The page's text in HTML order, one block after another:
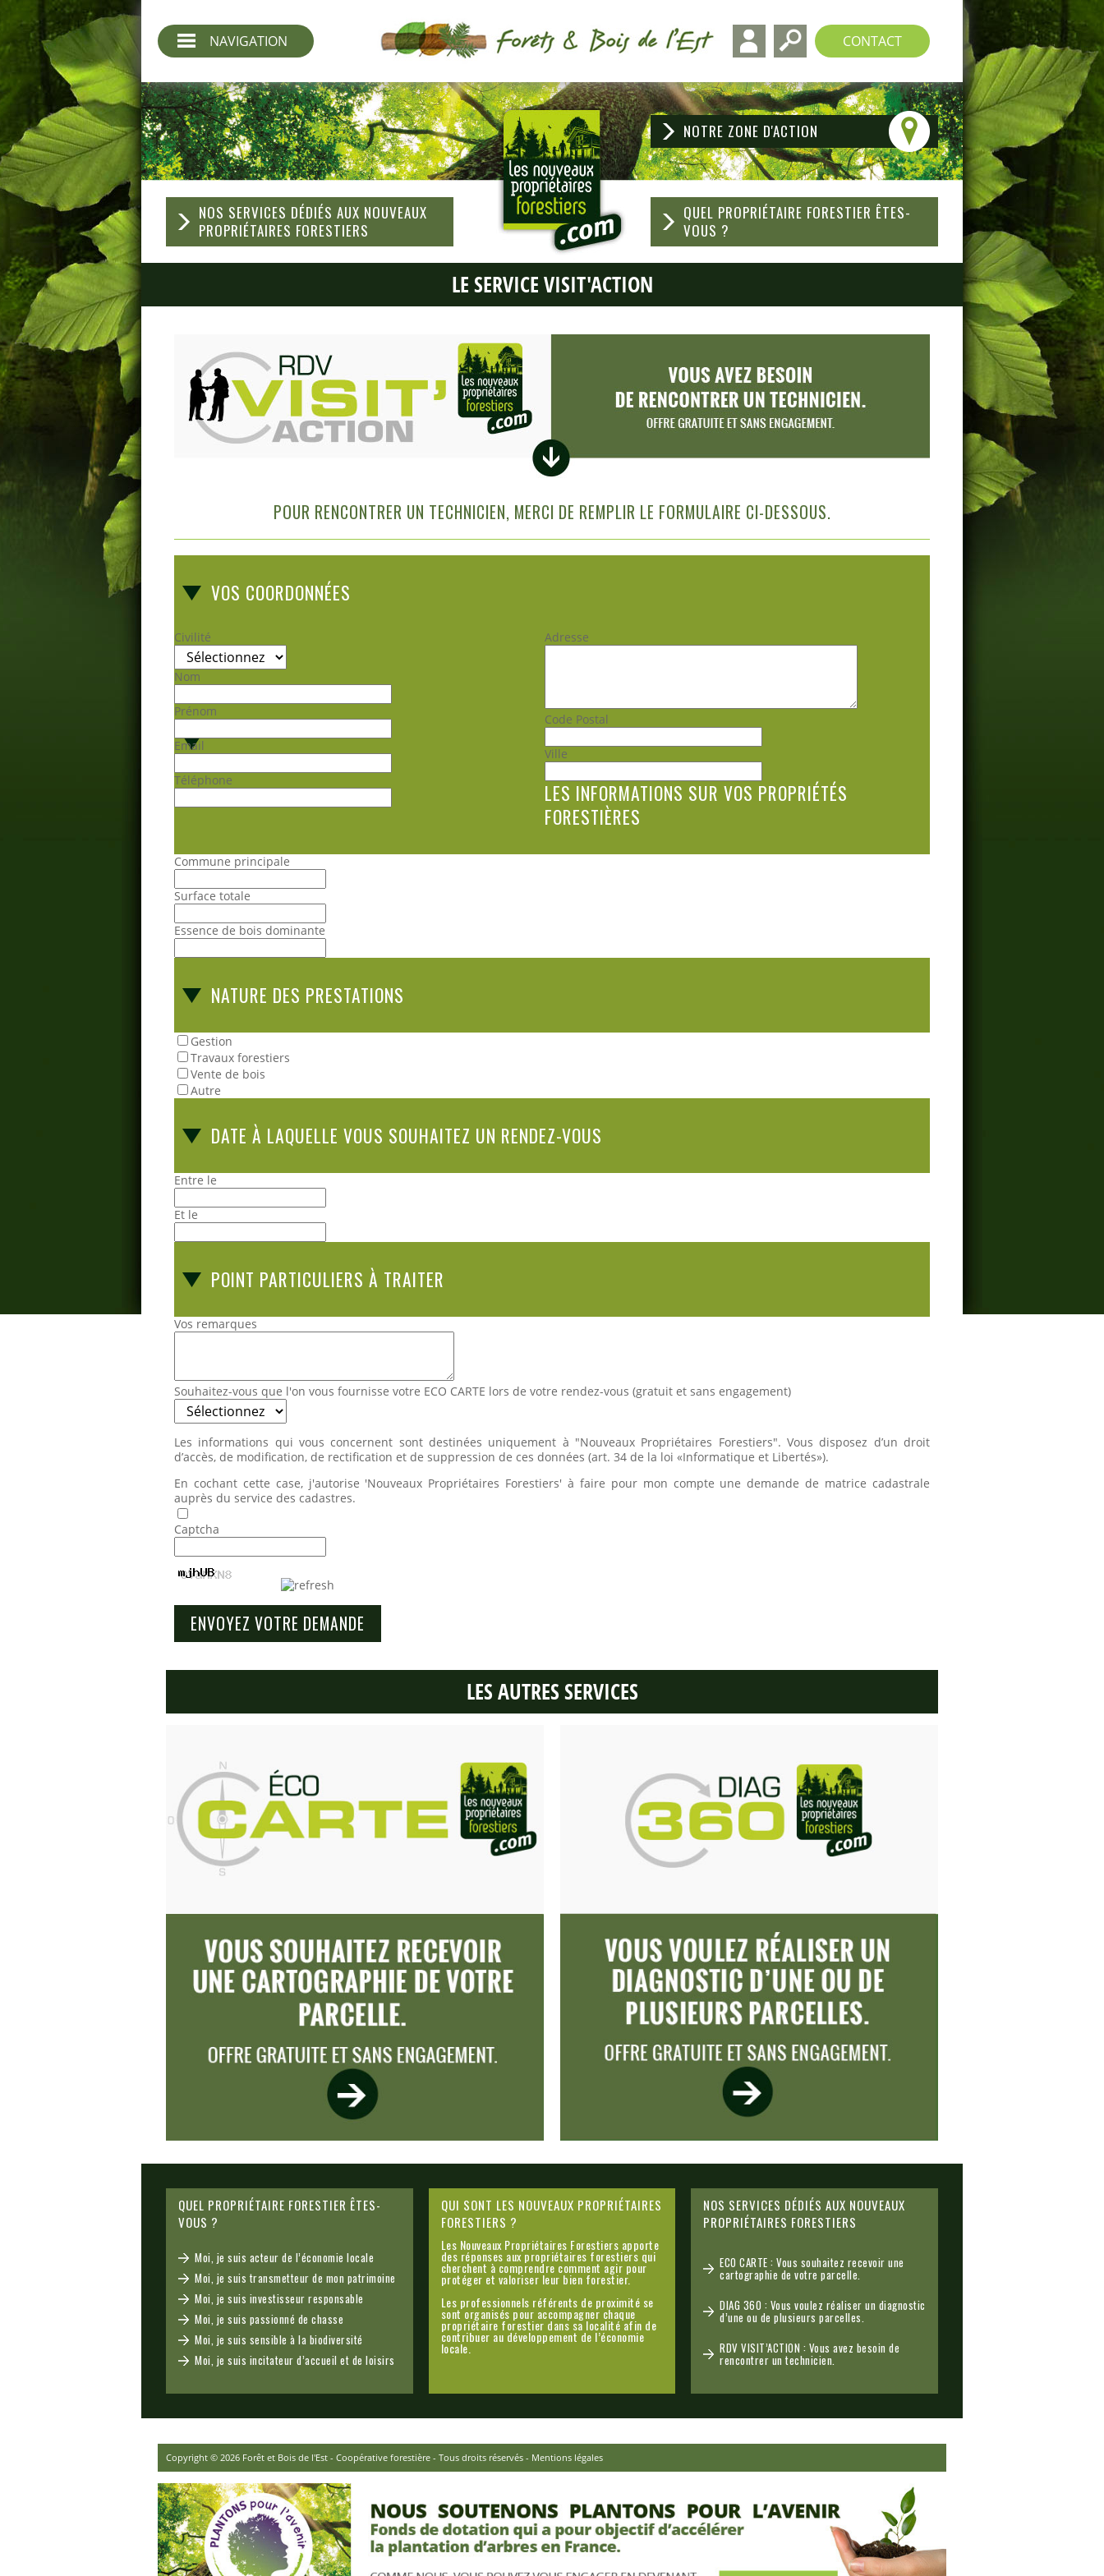
NAVIGATION CONTACT
NOTRE ZONE D'ACTION
NOS SERVICES DÉDIÉS AUX NOUVEAUX
PROPRIÉTAIRES FORESTIERS
QUEL PROPRIÉTAIRE FORESTIER ÊTES-
VOUS ?
LE SERVICE VISIT'ACTION
POUR RENCONTRER UN TECHNICIEN, MERCI DE REMPLIR LE FORMULAIRE CI-DESSOUS.
VOS COORDONNÉES
Civilité
Nom
Prénom
Email
Téléphone
Adresse
Code Postal
Ville
LES INFORMATIONS SUR VOS PROPRIÉTÉS
FORESTIÈRES
Commune principale
Surface totale
Essence de bois dominante
NATURE DES PRESTATIONS
Gestion
Travaux forestiers
Vente de bois
Autre
DATE À LAQUELLE VOUS SOUHAITEZ UN RENDEZ-VOUS
Entre le
Et le
POINT PARTICULIERS À TRAITER
Vos remarques
Souhaitez-vous que l'on vous fournisse votre ECO CARTE lors de votre rendez-vous (gratuit et sans engagement)
Les informations qui vous concernent sont destinées uniquement à "Nouveaux Propriétaires Forestiers". Vous disposez d’un droit
d’accès, de modification, de rectification et de suppression de ces données (art. 34 de la loi «Informatique et Libertés»).
En cochant cette case, j'autorise 'Nouveaux Propriétaires Forestiers' à faire pour mon compte une demande de matrice cadastrale
auprès du service des cadastres.
Captcha
LES AUTRES SERVICES
QUEL PROPRIÉTAIRE FORESTIER ÊTES-
VOUS ?
Moi, je suis acteur de l’économie locale
Moi, je suis transmetteur de mon patrimoine
Moi, je suis investisseur responsable
Moi, je suis passionné de chasse
Moi, je suis sensible à la biodiversité
Moi, je suis incitateur d’accueil et de loisirs
QUI SONT LES NOUVEAUX PROPRIÉTAIRES
FORESTIERS ?
Les Nouveaux Propriétaires Forestiers apporte
des réponses aux propriétaires forestiers qui
cherchent à comprendre comment agir pour
protéger et valoriser leur bien forestier.
Les professionnels référents de proximité se
sont organisés pour accompagner chaque
propriétaire forestier dans sa localité afin de
contribuer au développement de l’économie
locale.
NOS SERVICES DÉDIÉS AUX NOUVEAUX
PROPRIÉTAIRES FORESTIERS
ECO CARTE : Vous souhaitez recevoir une
cartographie de votre parcelle.
DIAG 360 : Vous voulez réaliser un diagnostic
d’une ou de plusieurs parcelles.
RDV VISIT’ACTION : Vous avez besoin de
rencontrer un technicien.
Copyright © 2026 Forêt et Bois de l'Est - Coopérative forestière - Tous droits réservés - Mentions légales